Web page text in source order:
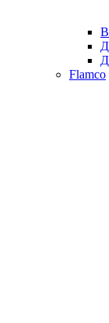
Flamco